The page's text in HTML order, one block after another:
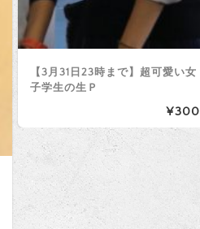
【3月31日23時まで】超可愛い女
子学生の生Ｐ
¥300